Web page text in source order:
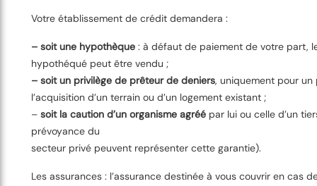
Votre établissement de crédit demandera :
– soit une hypothèque : à défaut de paiement de votre part,
hypothéqué peut être vendu ;
– soit un privilège de prêteur de deniers, uniquement pour
l’acquisition d’un terrain ou d’un logement existant ;
– soit la caution d’un organisme agréé par lui ou celle d’un
prévoyance du
secteur privé peuvent représenter cette garantie).
Les assurances : l’assurance destinée à vous couvrir en cas